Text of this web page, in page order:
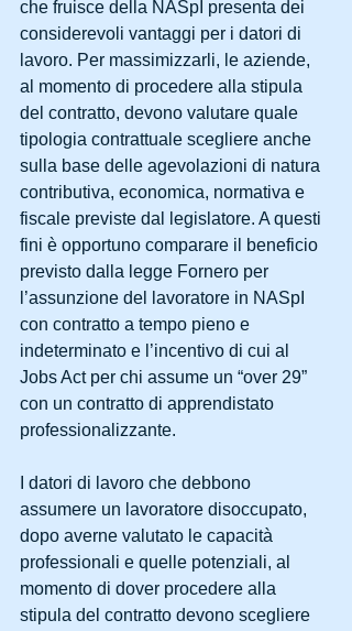
che fruisce della NASpI presenta dei
considerevoli vantaggi per i datori di
lavoro. Per massimizzarli, le aziende,
al momento di procedere alla stipula
del contratto, devono valutare quale
tipologia contrattuale scegliere anche
sulla base delle agevolazioni di natura
contributiva, economica, normativa e
fiscale previste dal legislatore. A questi
fini è opportuno comparare il beneficio
previsto dalla legge Fornero per
l’assunzione del lavoratore in NASpI
con contratto a tempo pieno e
indeterminato e l’incentivo di cui al
Jobs Act per chi assume un “over 29”
con un contratto di apprendistato
professionalizzante.
I datori di lavoro che debbono
assumere un lavoratore disoccupato,
dopo averne valutato le capacità
professionali e quelle potenziali, al
momento di dover procedere alla
stipula del contratto devono scegliere